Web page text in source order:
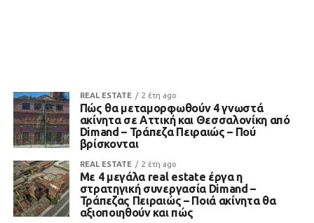
REAL ESTATE 2 έτη ago
Πώς θα μεταμορφωθούν 4 γνωστά
ακίνητα σε Αττική και Θεσσαλονίκη από
Dimand – Τράπεζα Πειραιώς – Πού
βρίσκονται
REAL ESTATE 2 έτη ago
Με 4 μεγάλα real estate έργα η
στρατηγική συνεργασία Dimand –
Τράπεζας Πειραιώς – Ποιά ακίνητα θα
αξιοποιηθούν και πώς